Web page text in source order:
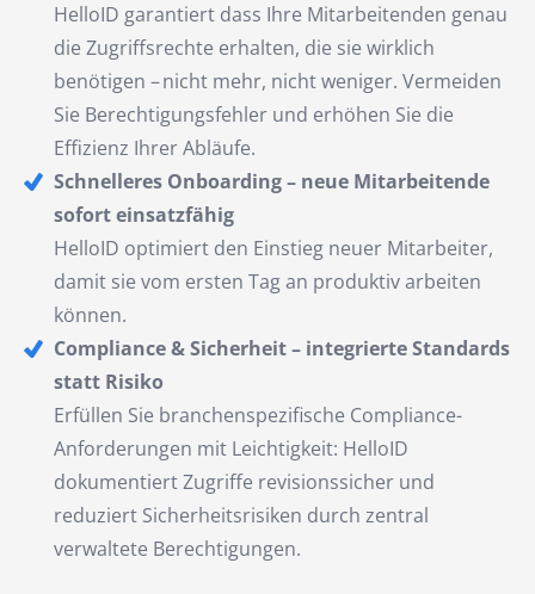
HelloID garantiert dass Ihre Mitarbeitenden genau
die Zugriffsrechte erhalten, die sie wirklich
benötigen – nicht mehr, nicht weniger. Vermeiden
Sie Berechtigungsfehler und erhöhen Sie die
Effizienz Ihrer Abläufe.
Schnelleres Onboarding – neue Mitarbeitende
sofort einsatzfähig
HelloID optimiert den Einstieg neuer Mitarbeiter,
damit sie vom ersten Tag an produktiv arbeiten
können.
Compliance & Sicherheit – integrierte Standards
statt Risiko
Erfüllen Sie branchenspezifische Compliance-
Anforderungen mit Leichtigkeit: HelloID
dokumentiert Zugriffe revisionssicher und
reduziert Sicherheitsrisiken durch zentral
verwaltete Berechtigungen.